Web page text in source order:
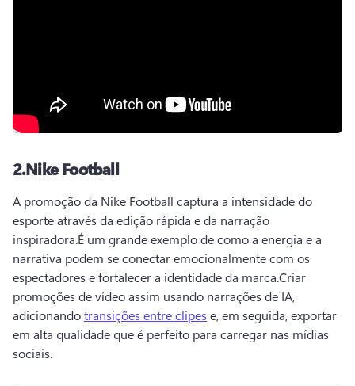
2.Nike Football
A promoção da Nike Football captura a intensidade do
esporte através da edição rápida e da narração
inspiradora.É um grande exemplo de como a energia e a
narrativa podem se conectar emocionalmente com os
espectadores e fortalecer a identidade da marca.Criar
promoções de vídeo assim usando narrações de IA,
adicionando transições entre clipes e, em seguida, exportar
em alta qualidade que é perfeito para carregar nas mídias
sociais.